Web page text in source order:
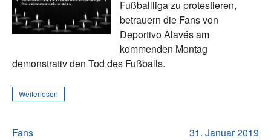
Fußballliga zu protestieren,
betrauern die Fans von
Deportivo Alavés am
kommenden Montag
demonstrativ den Tod des Fußballs.
Weiterlesen
31. Januar 2019
Fans